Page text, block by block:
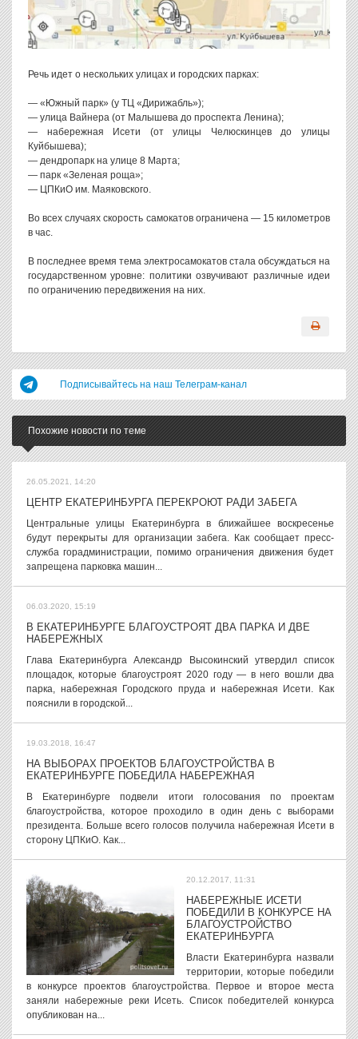
Речь идет о нескольких улицах и городских парках:
— «Южный парк» (у ТЦ «Дирижабль»);
— улица Вайнера (от Малышева до проспекта Ленина);
— набережная Исети (от улицы Челюскинцев до улицы
Куйбышева);
— дендропарк на улице 8 Марта;
— парк «Зеленая роща»;
— ЦПКиО им. Маяковского.
Во всех случаях скорость самокатов ограничена — 15 километров
в час.
В последнее время тема электросамокатов стала обсуждаться на
государственном уровне: политики озвучивают различные идеи
по ограничению передвижения на них.
Подписывайтесь на наш Телеграм-канал
Похожие новости по теме
26.05.2021, 14:20
ЦЕНТР ЕКАТЕРИНБУРГА ПЕРЕКРОЮТ РАДИ ЗАБЕГА
Центральные улицы Екатеринбурга в ближайшее воскресенье
будут перекрыты для организации забега. Как сообщает пресс-
служба горадминистрации, помимо ограничения движения будет
запрещена парковка машин...
06.03.2020, 15:19
В ЕКАТЕРИНБУРГЕ БЛАГОУСТРОЯТ ДВА ПАРКА И ДВЕ
НАБЕРЕЖНЫХ
Глава Екатеринбурга Александр Высокинский утвердил список
площадок, которые благоустроят 2020 году — в него вошли два
парка, набережная Городского пруда и набережная Исети. Как
пояснили в городской...
19.03.2018, 16:47
НА ВЫБОРАХ ПРОЕКТОВ БЛАГОУСТРОЙСТВА В
ЕКАТЕРИНБУРГЕ ПОБЕДИЛА НАБЕРЕЖНАЯ
В Екатеринбурге подвели итоги голосования по проектам
благоустройства, которое проходило в один день с выборами
президента. Больше всего голосов получила набережная Исети в
сторону ЦПКиО. Как...
20.12.2017, 11:31
НАБЕРЕЖНЫЕ ИСЕТИ
ПОБЕДИЛИ В КОНКУРСЕ НА
БЛАГОУСТРОЙСТВО
ЕКАТЕРИНБУРГА
Власти Екатеринбурга назвали
территории, которые победили
в конкурсе проектов благоустройства. Первое и второе места
заняли набережные реки Исеть. Список победителей конкурса
опубликован на...